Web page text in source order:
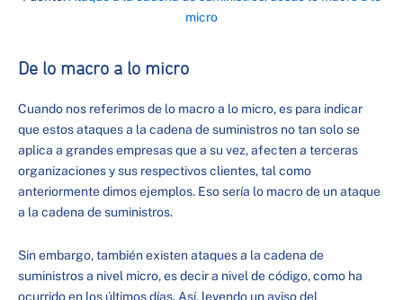
micro
De lo macro a lo micro
Cuando nos referimos de lo macro a lo micro, es para indicar
que estos ataques a la cadena de suministros no tan solo se
aplica a grandes empresas que a su vez, afecten a terceras
organizaciones y sus respectivos clientes, tal como
anteriormente dimos ejemplos. Eso sería lo macro de un ataque
a la cadena de suministros.
Sin embargo, también existen ataques a la cadena de
suministros a nivel micro, es decir a nivel de código, como ha
ocurrido en los últimos días. Así, leyendo un aviso del